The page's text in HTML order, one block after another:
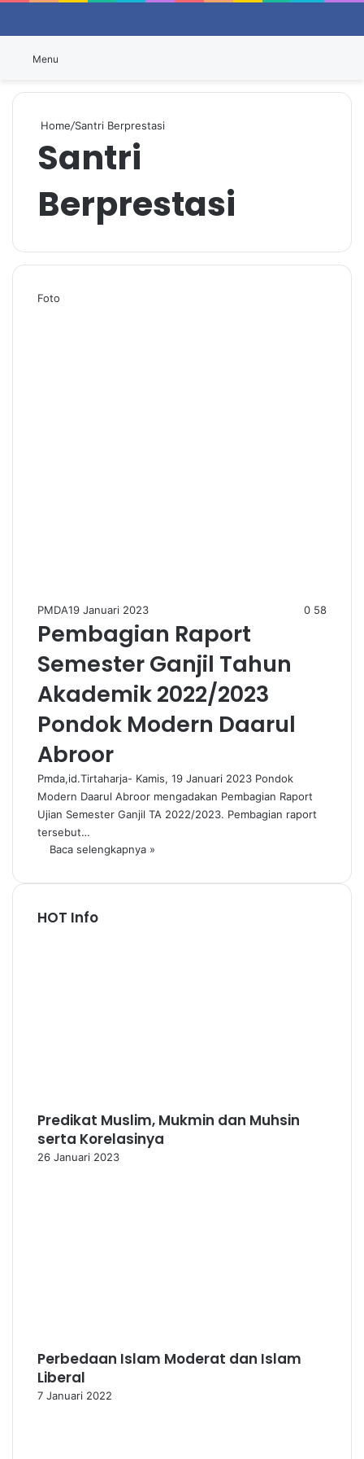
Menu
Home/Santri Berprestasi
Santri
Berprestasi
Foto
PMDA19 Januari 2023 0 58
Pembagian Raport
Semester Ganjil Tahun
Akademik 2022/2023
Pondok Modern Daarul
Abroor
Pmda,id.Tirtaharja- Kamis, 19 Januari 2023 Pondok
Modern Daarul Abroor mengadakan Pembagian Raport
Ujian Semester Ganjil TA 2022/2023. Pembagian raport
tersebut…
Baca selengkapnya »
HOT Info
Predikat Muslim, Mukmin dan Muhsin
serta Korelasinya
26 Januari 2023
Perbedaan Islam Moderat dan Islam
Liberal
7 Januari 2022